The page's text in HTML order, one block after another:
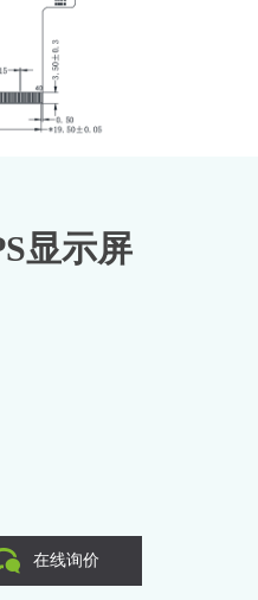
显示屏
在线询价